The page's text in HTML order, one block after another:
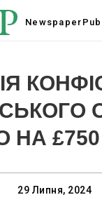
Newspaper
НА
29 Липня, 2024